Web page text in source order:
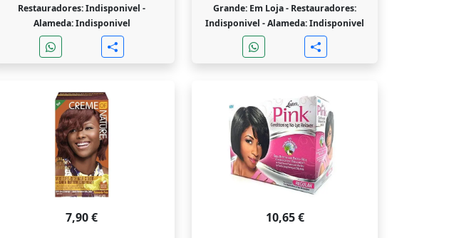
Restauradores: Indisponivel -
Alameda: Indisponivel
Grande: Em Loja - Restauradores:
Indisponivel -Alameda: Indisponivel
7,90 €
10,65 €